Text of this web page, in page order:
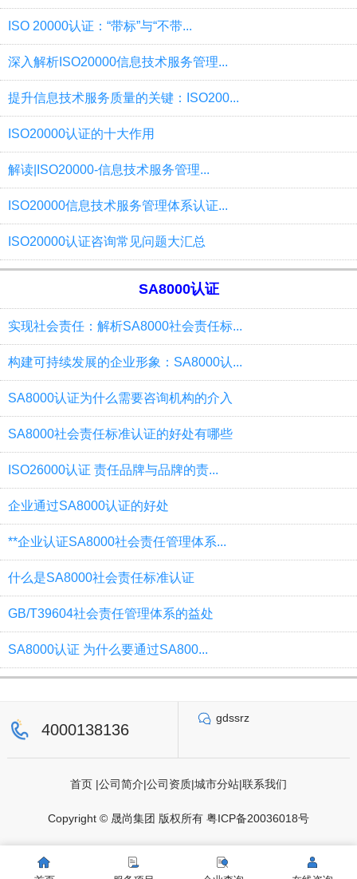
ISO 20000认证：“带标”与“不带...
深入解析ISO20000信息技术服务管理...
提升信息技术服务质量的关键：ISO200...
ISO20000认证的十大作用
解读|ISO20000-信息技术服务管理...
ISO20000信息技术服务管理体系认证...
ISO20000认证咨询常见问题大汇总
SA8000认证
实现社会责任：解析SA8000社会责任标...
构建可持续发展的企业形象：SA8000认...
SA8000认证为什么需要咨询机构的介入
SA8000社会责任标准认证的好处有哪些
ISO26000认证 责任品牌与品牌的责...
企业通过SA8000认证的好处
**企业认证SA8000社会责任管理体系...
什么是SA8000社会责任标准认证
GB/T39604社会责任管理体系的益处
SA8000认证 为什么要通过SA800...
4000138136
gdssrz
首页 |公司简介|公司资质|城市分站|联系我们
Copyright © 晟尚集团 版权所有 粤ICP备20036018号